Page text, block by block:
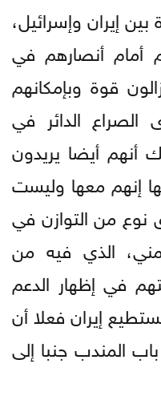
بين إيران وإسرائيل،
أمام أنصارهم في
قوة وبإمكانهم
الصراع الدائر في
أنهم أيضا يريدون
إنهم معها وليست
نوع من التوازن في
الذي فيه من
في إظهار الدعم
إيران فعلا أن
المندب جنبا إلى